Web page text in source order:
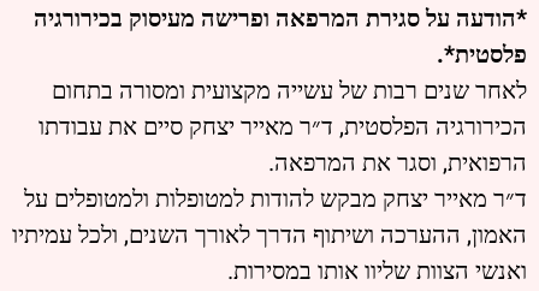
*הודעה על סגירת המרפאה ופרישה מעיסוק בכירורגיה
פלסטית*.
לאחר שנים רבות של עשייה מקצועית ומסורה בתחום
הכירורגיה הפלסטית, ד״ר מאייר יצחק סיים את עבודתו
הרפואית, וסגר את המרפאה.
ד״ר מאייר יצחק מבקש להודות למטופלות ולמטופלים על
האמון, ההערכה ושיתוף הדרך לאורך השנים, ולכל עמיתיו
ואנשי הצוות שליוו אותו במסירות.